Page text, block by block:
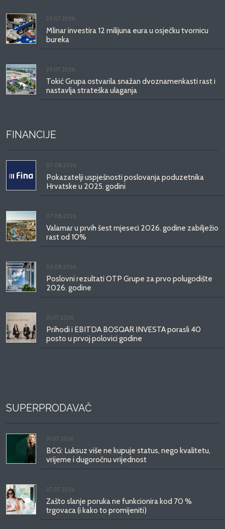
29.07.2026.
Mlinar investira 12 milijuna eura u osječku tvornicu
bureka
29.07.2026.
Tokić Grupa ostvarila snažan dvoznamenkasti rast i
nastavlja strateška ulaganja
FINANCIJE
07.08.2026.
Pokazatelji uspješnosti poslovanja poduzetnika
Hrvatske u 2025. godini
07.08.2026.
Valamar u prvih šest mjeseci 2026. godine zabilježio
rast od 10%
06.08.2026.
Poslovni rezultati OTP Grupe za prvo polugodište
2026. godine
31.07.2026.
Prihodi i EBITDA BOSQAR INVESTA porasli 40
posto u prvoj polovici godine
SUPERPRODAVAČ
31.07.2026.
BCG: Luksuz više ne kupuje status, nego kvalitetu,
vrijeme i dugoročnu vrijednost
27.07.2026.
Zašto slanje poruka ne funkcionira kod 70 %
trgovaca (i kako to promijeniti)